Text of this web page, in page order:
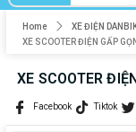
Home XE ĐIỆN
XE SCOOTER ĐIỆN GẤP
XE SCOOTER
Facebook Tiktok